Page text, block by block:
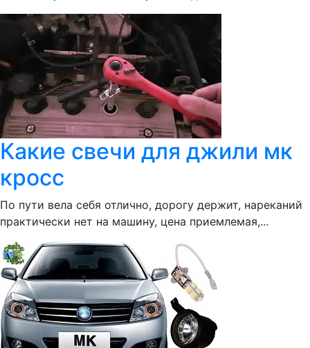
Какие свечи для джили мк
кросс
По пути вела себя отлично, дорогу держит, нареканий
практически нет на машину, цена приемлемая,...